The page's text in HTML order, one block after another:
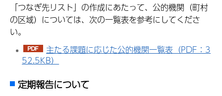
「つなぎ先リスト」の作成にあたって、公的機関（町村
の区域）については、次の一覧表を参考にしてくださ
い。
主たる課題に応じた公的機関一覧表（PDF：3
52.5KB）
定期報告について